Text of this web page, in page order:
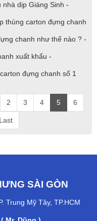
dịp Giáng Sinh -
thùng carton đựng chanh
chanh như thế nào ? -
xuất khẩu -
đựng chanh số 1
2 3 4 5 6
Last
SÀI GÒN
Trung Mỹ Tây, TP.HCM